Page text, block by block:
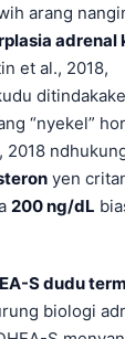
arang
adrenal
et al., 2018,
“nyekel”
2018
yen
200 ng/dL
S dudu
biologi